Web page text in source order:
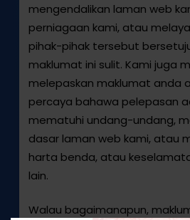
mengendalikan laman web
perniagaan kami, atau
pihak-pihak tersebut
maklumat ini sulit. Kami juga
melepaskan maklumat anda
percaya bahawa pelepasan
mematuhi undang-undang,
dasar laman web kami, atau
harta benda, atau
lain.
Walau bagaimanapun,